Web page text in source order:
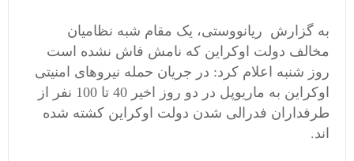
به گزارش ریانووستی، یک مقام شبه نظامیان
مخالف دولت اوکراین که نامش فاش نشده است
روز شنبه اعلام کرد: در جریان حمله نیروهای امنیتی
اوکراین به ماریوپل در دو روز اخیر 40 تا 100 نفر از
طرفداران فدرالی شدن دولت اوکراین کشته شده
اند.